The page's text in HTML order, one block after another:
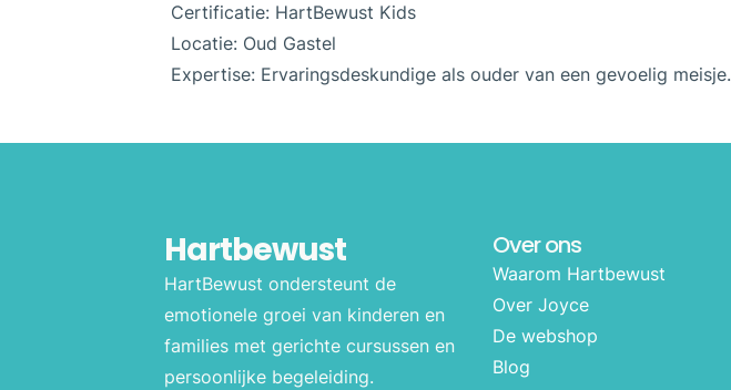
Certificatie: HartBewust Kids
Locatie: Oud Gastel
Expertise: Ervaringsdeskundige als ouder van een gevoelig meisje.
Hartbewust
HartBewust ondersteunt de
emotionele groei van kinderen en
families met gerichte cursussen en
persoonlijke begeleiding.
Over ons
Waarom Hartbewust
Over Joyce
De webshop
Blog